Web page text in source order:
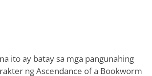
ito ay batay sa mga pangunahing
ng Ascendance of a Bookworm